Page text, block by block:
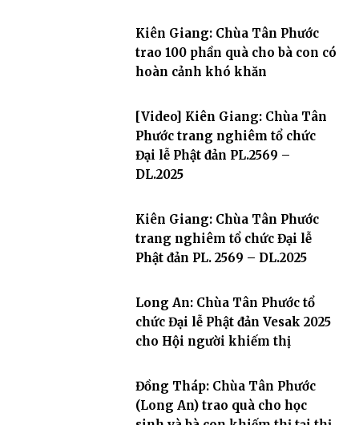
Kiên Giang: Chùa Tân Phước
trao 100 phần quà cho bà con có
hoàn cảnh khó khăn
[Video] Kiên Giang: Chùa Tân
Phước trang nghiêm tổ chức
Đại lễ Phật đản PL.2569 –
DL.2025
Kiên Giang: Chùa Tân Phước
trang nghiêm tổ chức Đại lễ
Phật đản PL. 2569 – DL.2025
Long An: Chùa Tân Phước tổ
chức Đại lễ Phật đản Vesak 2025
cho Hội người khiếm thị
Đồng Tháp: Chùa Tân Phước
(Long An) trao quà cho học